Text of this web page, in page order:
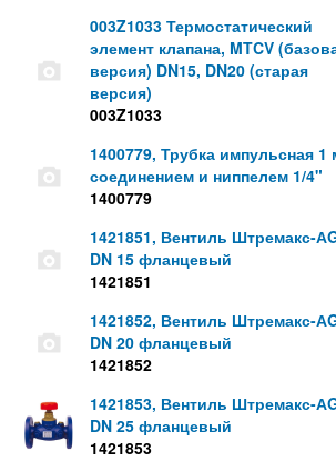
003Z1033 Термостатический
элемент клапана, MTCV
версия) DN15, DN20 (старая
версия)
003Z1033
1400779, Трубка импульсная 1
соединением и ниппелем 1/4"
1400779
1421851, Вентиль Штремакс-
DN 15 фланцевый
1421851
1421852, Вентиль Штремакс-
DN 20 фланцевый
1421852
1421853, Вентиль Штремакс-
DN 25 фланцевый
1421853